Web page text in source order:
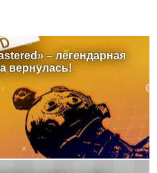
– легендарная
вернулась!